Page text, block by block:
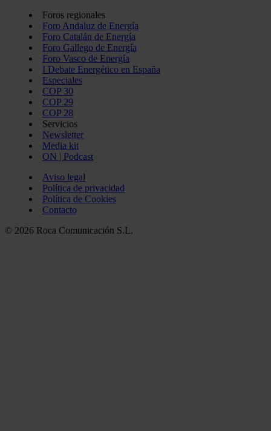
Foros regionales
Foro Andaluz de Energía
Foro Catalán de Energía
Foro Gallego de Energía
Foro Vasco de Energía
I Debate Energético en España
Especiales
COP 30
COP 29
COP 28
Servicios
Newsletter
Media kit
ON | Podcast
Aviso legal
Política de privacidad
Política de Cookies
Contacto
© 2026 Roca Comunicación S.L.